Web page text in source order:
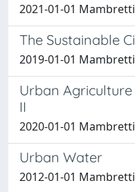
2021-01-01
The Sustainable
2019-01-01
Urban
II
2020-01-01
Urban Water
2012-01-01